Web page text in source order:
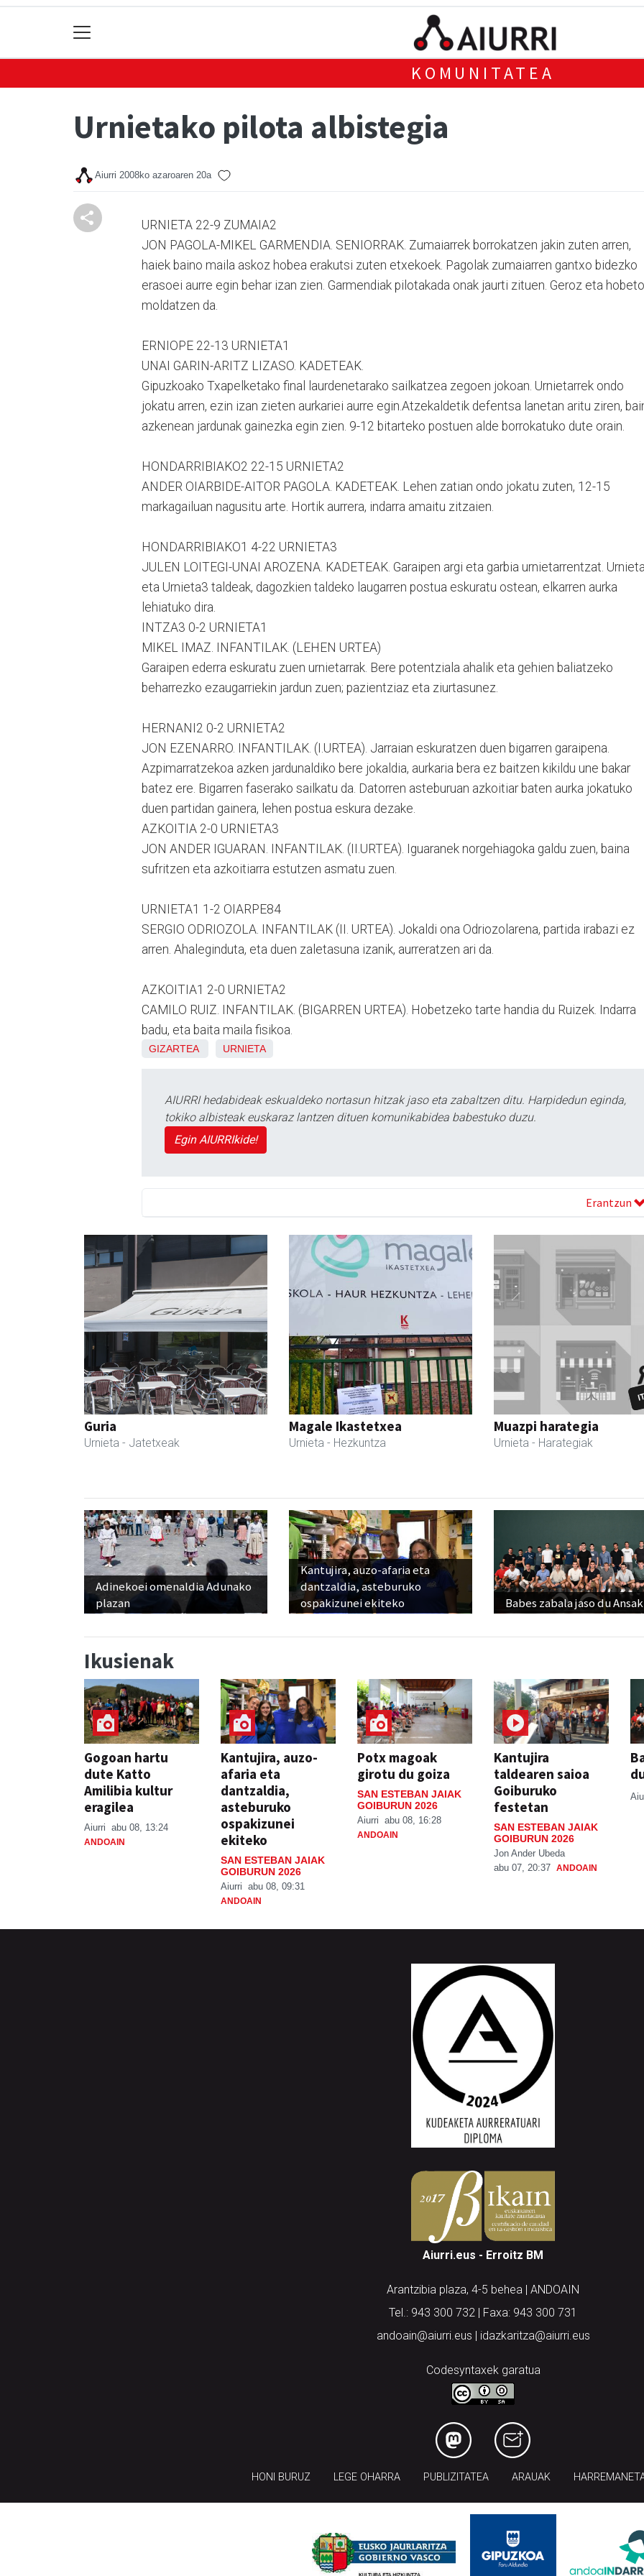
KOMUNITATEA
Urnietako pilota albistegia
Aiurri 2008ko azaroaren 20a
URNIETA 22-9 ZUMAIA2
JON PAGOLA-MIKEL GARMENDIA. SENIORRAK. Zumaiarrek borrokatzen jakin zuten arren,
haiek baino maila askoz hobea erakutsi zuten etxekoek. Pagolak zumaiarren gantxo bidezko
erasoei aurre egin behar izan zien. Garmendiak pilotakada onak jaurti zituen. Geroz eta hobeto
moldatzen da.
ERNIOPE 22-13 URNIETA1
UNAI GARIN-ARITZ LIZASO. KADETEAK.
Gipuzkoako Txapelketako final laurdenetarako sailkatzea zegoen jokoan. Urnietarrek ondo
jokatu arren, ezin izan zieten aurkariei aurre egin.Atzekaldetik defentsa lanetan aritu ziren,
azkenean jardunak gainezka egin zien. 9-12 bitarteko postuen alde borrokatuko dute orain.
HONDARRIBIAKO2 22-15 URNIETA2
ANDER OIARBIDE-AITOR PAGOLA. KADETEAK. Lehen zatian ondo jokatu zuten, 12-15
markagailuan nagusitu arte. Hortik aurrera, indarra amaitu zitzaien.
HONDARRIBIAKO1 4-22 URNIETA3
JULEN LOITEGI-UNAI AROZENA. KADETEAK. Garaipen argi eta garbia urnietarrentzat.
eta Urnieta3 taldeak, dagozkien taldeko laugarren postua eskuratu ostean, elkarren aurka
lehiatuko dira.
INTZA3 0-2 URNIETA1
MIKEL IMAZ. INFANTILAK. (LEHEN URTEA)
Garaipen ederra eskuratu zuen urnietarrak. Bere potentziala ahalik eta gehien baliatzeko
beharrezko ezaugarriekin jardun zuen; pazientziaz eta ziurtasunez.
HERNANI2 0-2 URNIETA2
JON EZENARRO. INFANTILAK. (I.URTEA). Jarraian eskuratzen duen bigarren garaipena.
Azpimarratzekoa azken jardunaldiko bere jokaldia, aurkaria bera ez baitzen kikildu une bakar
batez ere. Bigarren faserako sailkatu da. Datorren asteburuan azkoitiar baten aurka jokatuko
duen partidan gainera, lehen postua eskura dezake.
AZKOITIA 2-0 URNIETA3
JON ANDER IGUARAN. INFANTILAK. (II.URTEA). Iguaranek norgehiagoka galdu zuen, baina
sufritzen eta azkoitiarra estutzen asmatu zuen.
URNIETA1 1-2 OIARPE84
SERGIO ODRIOZOLA. INFANTILAK (II. URTEA). Jokaldi ona Odriozolarena, partida irabazi ez
arren. Ahaleginduta, eta duen zaletasuna izanik, aurreratzen ari da.
AZKOITIA1 2-0 URNIETA2
CAMILO RUIZ. INFANTILAK. (BIGARREN URTEA). Hobetzeko tarte handia du Ruizek. Indarra
badu, eta baita maila fisikoa.
GIZARTEA URNIETA
AIURRI hedabideak eskualdeko nortasun hitzak jaso eta zabaltzen ditu. Harpidedun eginda,
tokiko albisteak euskaraz lantzen dituen komunikabidea babestuko duzu.
Egin AIURRIkide!
Erantzun
Guria
Urnieta - Jatetxeak
Magale Ikastetxea
Urnieta - Hezkuntza
Muazpi harategia
Urnieta - Harategiak
Adinekoei omenaldia Adunako
plazan
Kantujira, auzo-afaria eta
dantzaldia, asteburuko
ospakizunei ekiteko
Babes zabala jaso du Ansak
Ikusienak
Gogoan hartu
dute Katto
Amilibia kultur
eragilea
Aiurri abu 08, 13:24
ANDOAIN
Kantujira, auzo-
afaria eta
dantzaldia,
asteburuko
ospakizunei
ekiteko
SAN ESTEBAN JAIAK
GOIBURUN 2026
Aiurri abu 08, 09:31
ANDOAIN
Potx magoak
girotu du goiza
SAN ESTEBAN JAIAK
GOIBURUN 2026
Aiurri abu 08, 16:28
ANDOAIN
Kantujira
taldearen saioa
Goiburuko
festetan
SAN ESTEBAN JAIAK
GOIBURUN 2026
Jon Ander Ubeda
abu 07, 20:37 ANDOAIN
Aiurri.eus - Erroitz BM
Arantzibia plaza, 4-5 behea | ANDOAIN
Tel.: 943 300 732 | Faxa: 943 300 731
andoain@aiurri.eus | idazkaritza@aiurri.eus
Codesyntaxek garatua
HONI BURUZ LEGE OHARRA PUBLIZITATEA ARAUAK